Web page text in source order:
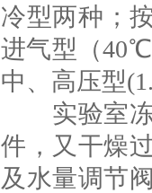
冷型两种；
进气型（
中、高压型
实验室冻
件，又干燥
及水量调节